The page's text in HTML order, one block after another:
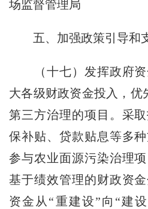
场监督管理局
五、加强政策引导和
（十七）发挥政府资
大各级财政资金投入，优
第三方治理的项目。采
保补贴、贷款贴息等多
参与农业面源污染治理
基于绩效管理的财政资
资金从“重建设”向“建